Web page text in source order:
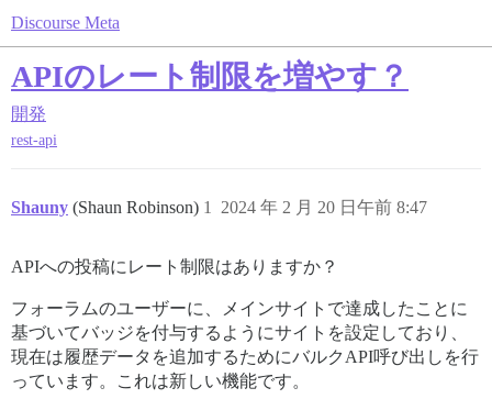
Discourse Meta
APIのレート制限を増やす？
開発
rest-api
Shauny (Shaun Robinson) 2024 年 2 月 20 日午前 8:47
1
APIへの投稿にレート制限はありますか？
フォーラムのユーザーに、メインサイトで達成したことに
基づいてバッジを付与するようにサイトを設定しており、
現在は履歴データを追加するためにバルクAPI呼び出しを行
っています。これは新しい機能です。